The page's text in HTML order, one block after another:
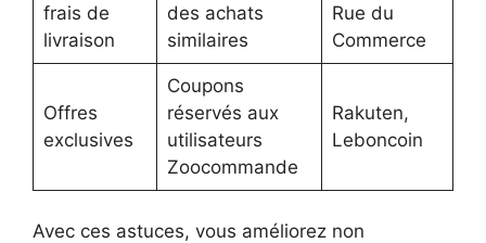
frais de
livraison
des achats
similaires
Rue du
Commerce
Offres
exclusives
Coupons
réservés aux
utilisateurs
Zoocommande
Rakuten,
Leboncoin
Avec ces astuces, vous améliorez non